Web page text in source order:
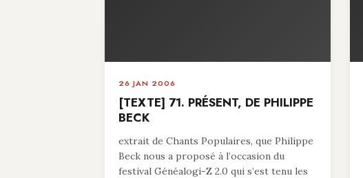
26 JAN 2006
[TEXTE] 71. PRÉSENT, DE PHILIPPE
BECK
extrait de Chants Populaires, que Philippe
Beck nous a proposé à l’occasion du
festival Généalogi-Z 2.0 qui s’est tenu les